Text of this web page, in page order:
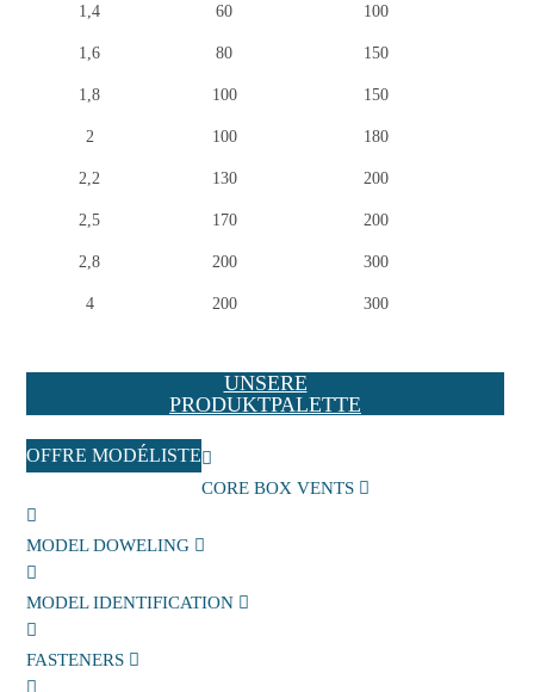
1,4 60 100
Formerstifte-1-4mm-staerke
1,6 80 150
Formerstifte-1-6mm-staerke
1,8 100 150
Formerstifte-1-8mm-staerke
2 100 180
Formerstifte-2mm-staerke
2,2 130 200
Formerstifte-2-2mm-staerke
2,5 170 200
Formerstifte-2-5mm-staerke
2,8 200 300
Formerstifte-2-8mm-staerke
4 200 300
Formerstifte-4mm-staerke
UNSERE
PRODUKTPALETTE
OFFRE MODÉLISTE
CORE BOX VENTS
MODEL DOWELING
MODEL IDENTIFICATION
FASTENERS